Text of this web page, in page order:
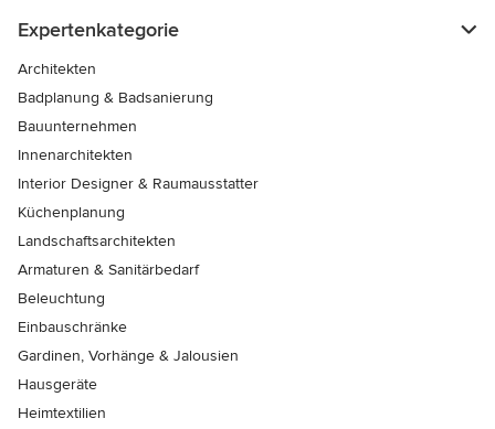
Expertenkategorie
Architekten
Badplanung & Badsanierung
Bauunternehmen
Innenarchitekten
Interior Designer & Raumausstatter
Küchenplanung
Landschaftsarchitekten
Armaturen & Sanitärbedarf
Beleuchtung
Einbauschränke
Gardinen, Vorhänge & Jalousien
Hausgeräte
Heimtextilien